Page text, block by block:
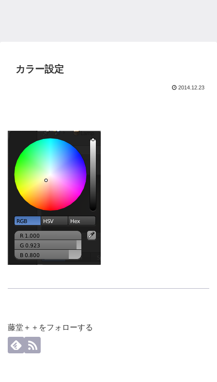
カラー設定
2014.12.23
藤堂＋＋をフォローする